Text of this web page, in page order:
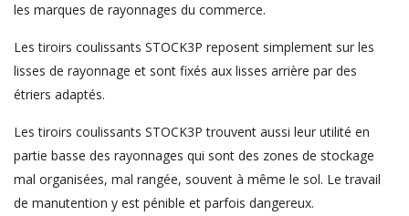
les marques de rayonnages du commerce.
Les tiroirs coulissants STOCK3P reposent simplement sur les
lisses de rayonnage et sont fixés aux lisses arrière par des
étriers adaptés.
Les tiroirs coulissants STOCK3P trouvent aussi leur utilité en
partie basse des rayonnages qui sont des zones de stockage
mal organisées, mal rangée, souvent à même le sol. Le travail
de manutention y est pénible et parfois dangereux.